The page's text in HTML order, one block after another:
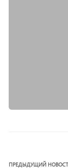
ПРЕДЫДУЩИЙ